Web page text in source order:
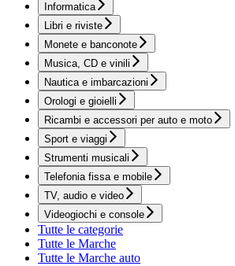
Informatica
Libri e riviste
Monete e banconote
Musica, CD e vinili
Nautica e imbarcazioni
Orologi e gioielli
Ricambi e accessori per auto e moto
Sport e viaggi
Strumenti musicali
Telefonia fissa e mobile
TV, audio e video
Videogiochi e console
Tutte le categorie
Tutte le Marche
Tutte le Marche auto